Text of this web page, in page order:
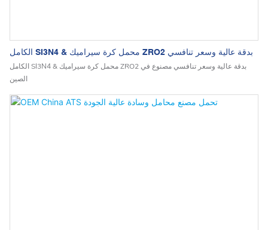
الكامل SI3N4 & محمل كرة سيراميك ZRO2 بدقة عالية وسعر تنافسي
الكامل SI3N4 & محمل كرة سيراميك ZRO2 بدقة عالية وسعر تنافسي مصنوع في
الصين